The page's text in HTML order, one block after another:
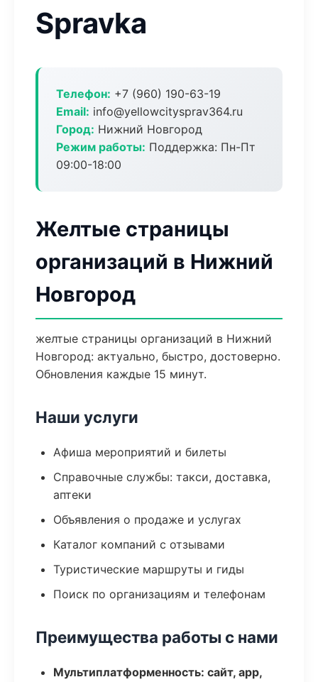
Spravka
Телефон: +7 (960) 190-63-19
Email: info@yellowcitysprav364.ru
Город: Нижний Новгород
Режим работы: Поддержка: Пн-Пт
09:00-18:00
Желтые страницы
организаций в Нижний
Новгород
желтые страницы организаций в Нижний
Новгород: актуально, быстро, достоверно.
Обновления каждые 15 минут.
Наши услуги
Афиша мероприятий и билеты
Справочные службы: такси, доставка,
аптеки
Объявления о продаже и услугах
Каталог компаний с отзывами
Туристические маршруты и гиды
Поиск по организациям и телефонам
Преимущества работы с нами
Мультиплатформенность: сайт, app,